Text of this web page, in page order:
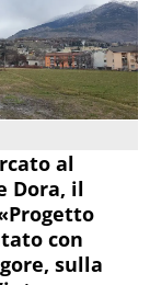
al
Dora, il
con
sulla